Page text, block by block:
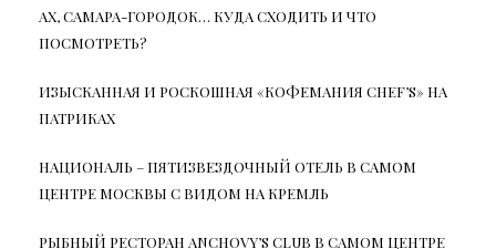
АХ, САМАРА-ГОРОДОК… КУДА СХОДИТЬ И ЧТО
ПОСМОТРЕТЬ?
ИЗЫСКАННАЯ И РОСКОШНАЯ «КОФЕМАНИЯ CHEF’S» НА
ПАТРИКАХ
НАЦИОНАЛЬ – ПЯТИЗВЕЗДОЧНЫЙ ОТЕЛЬ В САМОМ
ЦЕНТРЕ МОСКВЫ С ВИДОМ НА КРЕМЛЬ
РЫБНЫЙ РЕСТОРАН ANCHOVY’S CLUB В САМОМ ЦЕНТРЕ